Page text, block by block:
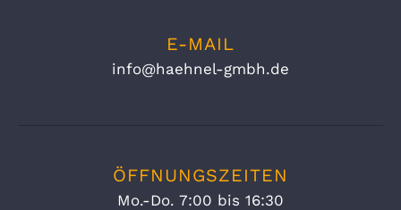
E-MAIL
info@haehnel-gmbh.de
ÖFFNUNGSZEITEN
Mo.-Do. 7:00 bis 16:30